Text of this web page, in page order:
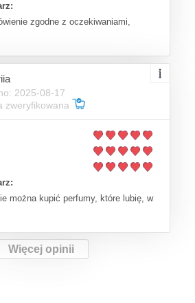
zgodne z oczekiwaniami,
2025-08-17
zweryfikowana
można kupić perfumy, które lubię, w
Więcej opinii